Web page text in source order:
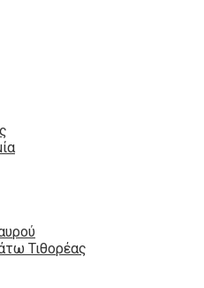
Τιθορέας